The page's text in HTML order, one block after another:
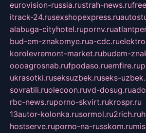
eurovision-russia.rustrah-news.ru
itrack-24.rusexshopexpress.ru
alabuga-cityhotel.rupornv.ru
bud-em-znakomye.rua-cdc.ru
korolevremont-market.rubudem-
oooagrosnab.rufpodaso.ruemfire.ru
ukrasotki.ruseksuzbek.ruseks-
sovratili.ruolecoon.ruvd-dosug.ru
rbc-news.ruporno-skvirt.rukrospr.ru
13autor-kolonka.rusormol.ru2rich.ru
hostserve.ruporno-na-russkom.ru